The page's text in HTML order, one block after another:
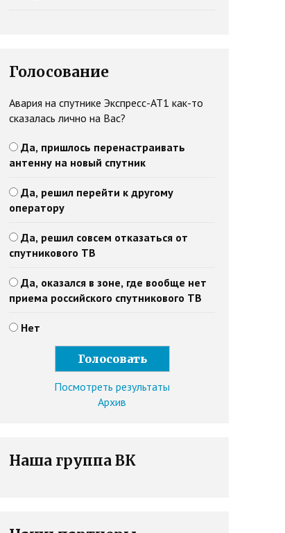
Голосование
Авария на спутнике Экспресс-АТ1 как-то
сказалась лично на Вас?
Да, пришлось перенастраивать
антенну на новый спутник
Да, решил перейти к другому
оператору
Да, решил совсем отказаться от
спутникового ТВ
Да, оказался в зоне, где вообще нет
приема российского спутникового ТВ
Нет
Посмотреть результаты
Архив
Наша группа ВК